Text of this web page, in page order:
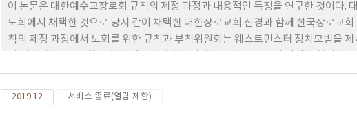
이 논문은 대한예수교장로회 규칙의 제정 과정과 내용적인 특징을 연구한 것이다.
노회에서 채택한 것으로 당시 같이 채택한 대한장로교회 신경과 함께 한국장로교
칙의 제정 과정에서 노회를 위한 규칙과 부칙위원회는 웨스트민스터 정치모범을
칙에 나타나는 장로교 정치의 특징은 다음과 같다. 첫째, 항존직을 장로와 집사 두
했다. 둘째, 당회, 노회, 총회 등 치리회를 매우 수직적으로 규정하고 있다. 셋째, 교
을 하고 있던 영수, 조사, 전도부인, 전도사, 권서 등에 대한 규정은 미비했다. 넷째,
2019.12 서비스 종료(열람 제한)